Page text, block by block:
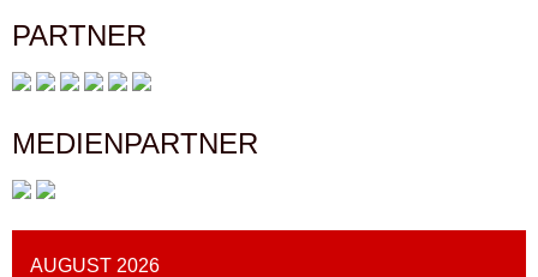
PARTNER
MEDIENPARTNER
AUGUST 2026